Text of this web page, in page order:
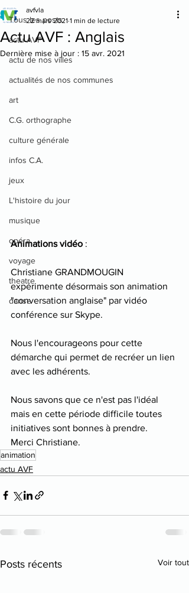
Tous les posts
actu AVF
actu de nos villes
actualités de nos communes
art
C.G. orthographe
culture générale
infos C.A.
jeux
L'histoire du jour
musique
opéra
voyage
theatre
danse
Actu AVF : Anglais
avfvla
22 mars 2021 1 min de lecture
Dernière mise à jour : 15 avr. 2021
Animations vidéo :
Christiane GRANDMOUGIN
expérimente désormais son animation
"conversation anglaise" par vidéo
conférence sur Skype.
Nous l'encourageons pour cette
démarche qui permet de recréer un lien
avec les adhérents.
Nous savons que ce n'est pas l'idéal
mais en cette période difficile toutes
initiatives sont bonnes à prendre.
Merci Christiane.
animation
actu AVF
Posts récents Voir tout